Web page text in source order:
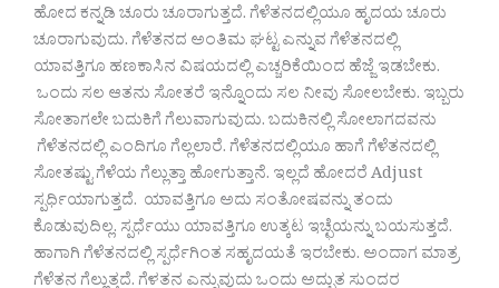
ಹೋದ ಕನ್ನಡಿ ಚೂರು ಚೂರಾಗುತ್ತದೆ. ಗೆಳೆತನದಲ್ಲಿಯೂ ಹೃದಯ ಚೂರು
ಚೂರಾಗುವುದು. ಗೆಳೆತನದ ಅಂತಿಮ ಘಟ್ಟ ಎನ್ನುವ ಗೆಳೆತನದಲ್ಲಿ
ಯಾವತ್ತಿಗೂ ಹಣಕಾಸಿನ ವಿಷಯದಲ್ಲಿ ಎಚ್ಚರಿಕೆಯಿಂದ ಹೆಜ್ಜೆ ಇಡಬೇಕು.
ಒಂದು ಸಲ ಆತನು ಸೋತರೆ ಇನ್ನೊಂದು ಸಲ ನೀವು ಸೋಲಬೇಕು. ಇಬ್ಬರು
ಸೋತಾಗಲೇ ಬದುಕಿಗೆ ಗೆಲುವಾಗುವುದು. ಬದುಕಿನಲ್ಲಿ ಸೋಲಾಗದವನು
ಗೆಳೆತನದಲ್ಲಿ ಎಂದಿಗೂ ಗೆಲ್ಲಲಾರೆ. ಗೆಳೆತನದಲ್ಲಿಯೂ ಹಾಗೆ ಗೆಳೆತನದಲ್ಲಿ
ಸೋತಷ್ಟು ಗೆಳೆಯ ಗೆಲ್ಲುತ್ತಾ ಹೋಗುತ್ತಾನೆ. ಇಲ್ಲದೆ ಹೋದರೆ Adjust
ಸ್ಪರ್ಧಿಯಾಗುತ್ತದೆ. ಯಾವತ್ತಿಗೂ ಅದು ಸಂತೋಷವನ್ನು ತಂದು
ಕೊಡುವುದಿಲ್ಲ. ಸ್ಪರ್ಧೆಯು ಯಾವತ್ತಿಗೂ ಉತ್ಕಟ ಇಚ್ಛೆಯನ್ನು ಬಯಸುತ್ತದೆ.
ಹಾಗಾಗಿ ಗೆಳೆತನದಲ್ಲಿ ಸ್ಪರ್ಧೆಗಿಂತ ಸಹೃದಯತೆ ಇರಬೇಕು. ಅಂದಾಗ ಮಾತ್ರ
ಗೆಳೆತನ ಗೆಲ್ಲುತ್ತದೆ. ಗೆಳತನ ಎನ್ನುವುದು ಒಂದು ಅದ್ಭುತ ಸುಂದರ